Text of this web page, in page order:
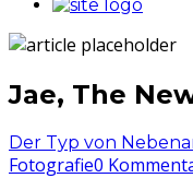
Jae, The
Der Typ von
Fotografie0